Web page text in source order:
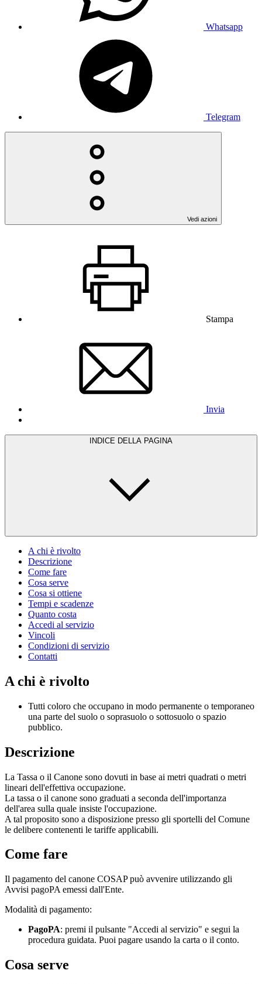
Whatsapp
Telegram
Vedi azioni
Stampa
Invia
INDICE DELLA PAGINA
A chi è rivolto
Descrizione
Come fare
Cosa serve
Cosa si ottiene
Tempi e scadenze
Quanto costa
Accedi al servizio
Vincoli
Condizioni di servizio
Contatti
A chi è rivolto
Tutti coloro che occupano in modo permanente o temporaneo
una parte del suolo o soprasuolo o sottosuolo o spazio
pubblico.
Descrizione
La Tassa o il Canone sono dovuti in base ai metri quadrati o metri
lineari dell'effettiva occupazione.
La tassa o il canone sono graduati a seconda dell'importanza
dell'area sulla quale insiste l'occupazione.
A tal proposito sono a disposizione presso gli sportelli del Comune
le delibere contenenti le tariffe applicabili.
Come fare
Il pagamento del canone COSAP può avvenire utilizzando gli
Avvisi pagoPA emessi dall'Ente.
Modalità di pagamento:
PagoPA: premi il pulsante "Accedi al servizio" e segui la
procedura guidata. Puoi pagare usando la carta o il conto.
Cosa serve